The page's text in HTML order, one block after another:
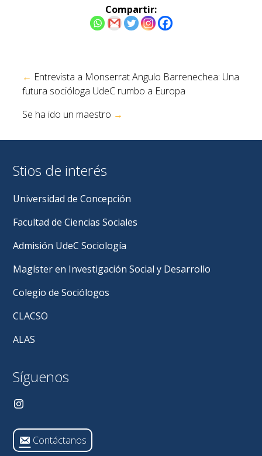
Compartir:
entradas
← Entrevista a Monserrat Angulo Barrenechea: Una
futura socióloga UdeC rumbo a Europa
Se ha ido un maestro →
Stios de interés
Universidad de Concepción
Facultad de Ciencias Sociales
Admisión UdeC Sociología
Magíster en Investigación Social y Desarrollo
Colegio de Sociólogos
CLACSO
ALAS
Síguenos
Contáctanos